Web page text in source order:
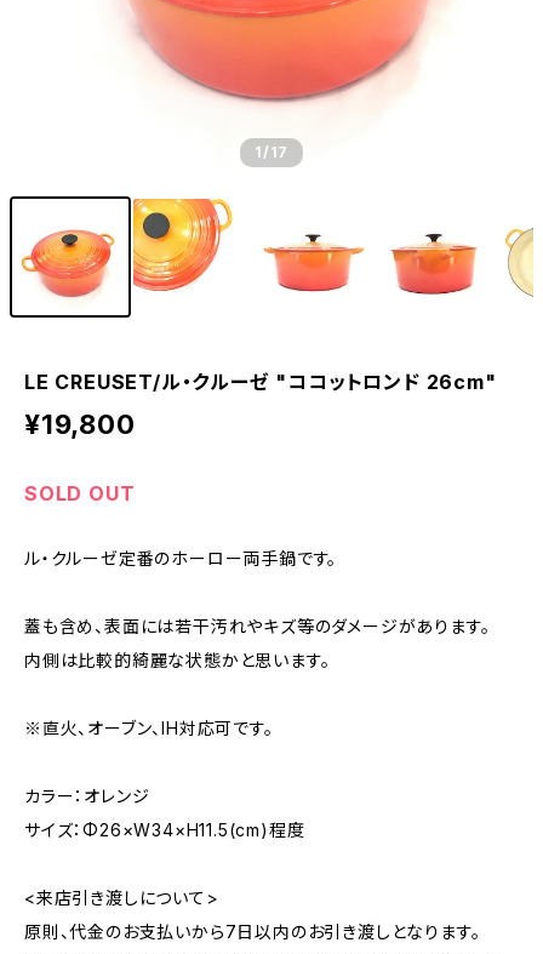
1/17
LE CREUSET/ル・クルーゼ "ココットロンド 26cm"
¥19,800
SOLD OUT
ル・クルーゼ定番のホーロー両手鍋です。
蓋も含め、表面には若干汚れやキズ等のダメージがあります。
内側は比較的綺麗な状態かと思います。
※直火、オーブン、IH対応可です。
カラー：オレンジ
サイズ：Φ26×W34×H11.5(cm)程度
<来店引き渡しについて>
原則、代金のお支払いから7日以内のお引き渡しとなります。